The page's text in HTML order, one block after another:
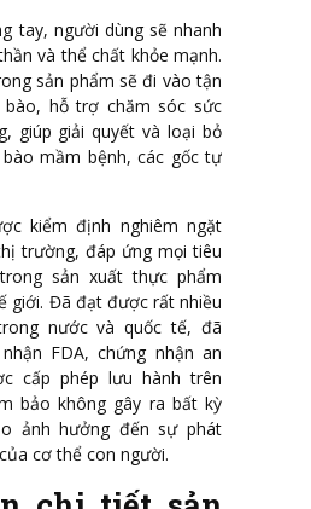
tay, người dùng sẽ nhanh
và thể chất khỏe mạnh.
sản phẩm sẽ đi vào tận
hỗ trợ chăm sóc sức
giúp giải quyết và loại bỏ
mầm bệnh, các gốc tự
kiểm định nghiêm ngặt
trường, đáp ứng mọi tiêu
sản xuất thực phẩm
giới. Đã đạt được rất nhiều
nước và quốc tế, đã
FDA, chứng nhận an
cấp phép lưu hành trên
bảo không gây ra bất kỳ
ảnh hưởng đến sự phát
cơ thể con người.